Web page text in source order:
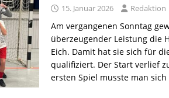
15. Januar 2026 Redaktion
Am vergangenen Sonntag
überzeugender Leistung die
Eich. Damit hat sie sich für
qualifiziert. Der Start verlief
ersten Spiel musste man